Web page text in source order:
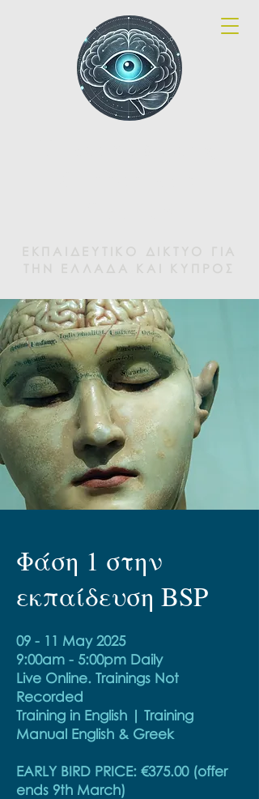
Φάση 1 στην
εκπαίδευση BSP
09 - 11 May 2025
9:00am - 5:00pm Daily
Live Online. Trainings Not
Recorded
Training in English | Training
Manual English & Greek
EARLY BIRD PRICE: €375.00 (offer
ends 9th March)